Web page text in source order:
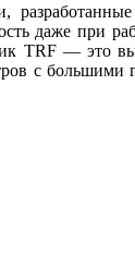
даже при
— это
с